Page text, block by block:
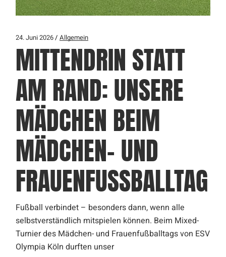
24. Juni 2026 Allgemein
MITTENDRIN STATT
AM RAND: UNSERE
MÄDCHEN BEIM
MÄDCHEN- UND
FRAUENFUSSBALLTAG
Fußball verbindet – besonders dann, wenn alle
selbstverständlich mitspielen können. Beim Mixed-
Turnier des Mädchen- und Frauenfußballtags von ESV
Olympia Köln durften unser